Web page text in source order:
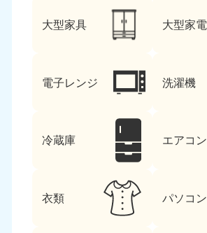
大型家具 大型家電
電子レンジ 洗濯機
冷蔵庫 エアコン
衣類 パソコン